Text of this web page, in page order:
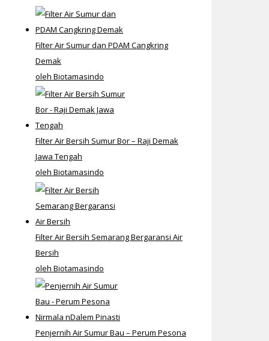
Filter Air Sumur dan PDAM Cangkring
Demak
oleh Biotamasindo
Filter Air Bersih Sumur Bor – Raji Demak
Jawa Tengah
oleh Biotamasindo
Filter Air Bersih Semarang Bergaransi Air
Bersih
oleh Biotamasindo
Penjernih Air Sumur Bau – Perum Pesona